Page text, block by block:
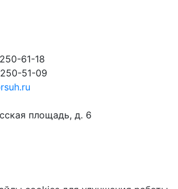
61-18
51-09
площадь, д. 6